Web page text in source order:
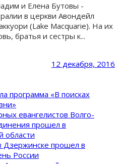
и Елена Бутовы -
в церкви Авондейл
(Lake Macquarie). На их
братья и сестры к...
12 декабря, 2016
программа «В поисках
евангелистов Волго-
прошел в
области
Дзержинске прошел в
России